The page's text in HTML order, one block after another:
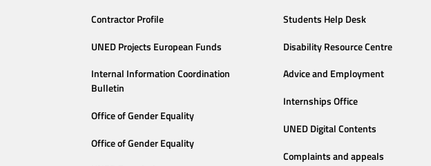
Contractor Profile
UNED Projects European Funds
Internal Information Coordination
Bulletin
Office of Gender Equality
Office of Gender Equality
Students Help Desk
Disability Resource Centre
Advice and Employment
Internships Office
UNED Digital Contents
Complaints and appeals